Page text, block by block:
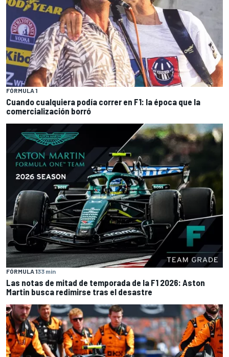
FÓRMULA 1
Cuando cualquiera podía correr en F1: la época que la
comercialización borró
FÓRMULA 133 min
Las notas de mitad de temporada de la F1 2026: Aston
Martin busca redimirse tras el desastre